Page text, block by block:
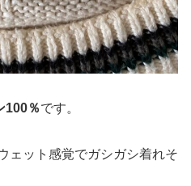
100％です。
ェット感覚でガシガシ着れそ